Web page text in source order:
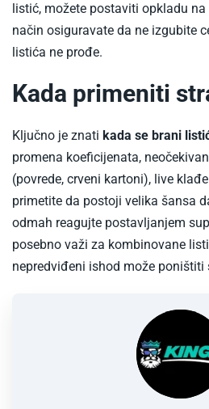
listić, možete postaviti opkladu
način osiguravate da ne izgubite
listića ne prođe.
Kada primeniti
Ključno je znati kada se brani
promena koeficijenata,
(povrede, crveni kartoni), live
primetite da postoji velika šansa
odmah reagujte postavljanjem
posebno važi za kombinovane
nepredviđeni ishod može poništiti